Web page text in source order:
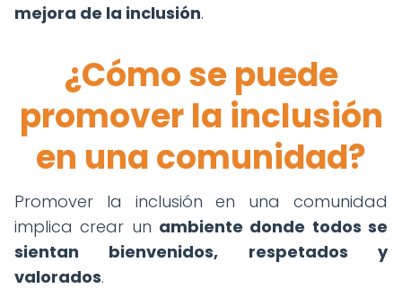
mejora de la inclusión.
¿Cómo se puede
promover la inclusión
en una comunidad?
Promover la inclusión en una comunidad
implica crear un ambiente donde todos se
sientan bienvenidos, respetados y
valorados.